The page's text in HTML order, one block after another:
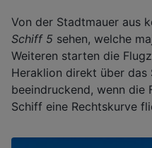
Von der Stadtmauer aus
Schiff 5 sehen, welche
Weiteren starten die
Heraklion direkt über das
beeindruckend, wenn die
Schiff eine Rechtskurve